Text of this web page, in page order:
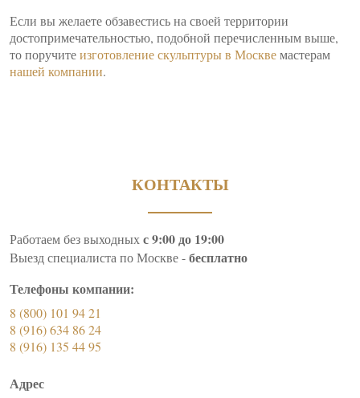
Если вы желаете обзавестись на своей территории
достопримечательностью, подобной перечисленным выше,
то поручитеизготовление скульптуры в Москвемастерам
нашей компании.
КОНТАКТЫ
Работаем без выходныхс 9:00 до 19:00
Выезд специалиста по Москве -бесплатно
Телефоны компании:
8 (800) 101 94 21
8 (916) 634 86 24
8 (916) 135 44 95
Адрес